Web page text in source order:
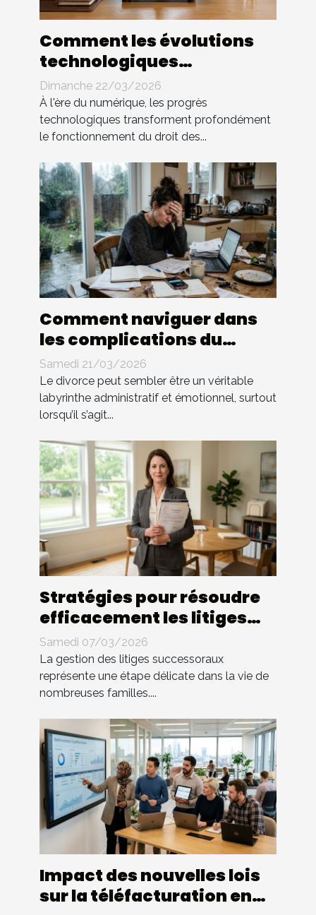
Comment les évolutions
technologiques
impactent-elles le droit
des contrats ?
Dimanche 22/03/2026
À l'ère du numérique, les progrès
technologiques transforment profondément
le fonctionnement du droit des...
Comment naviguer dans
les complications du
divorce sans avocat ?
Samedi 21/03/2026
Le divorce peut sembler être un véritable
labyrinthe administratif et émotionnel, surtout
lorsqu’il s’agit...
Stratégies pour résoudre
efficacement les litiges
successoraux
Samedi 07/03/2026
La gestion des litiges successoraux
représente une étape délicate dans la vie de
nombreuses familles....
Impact des nouvelles lois
sur la téléfacturation en